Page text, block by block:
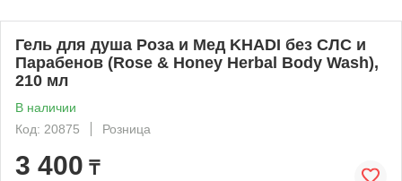
Гель для душа Роза и Мед KHADI без СЛС и
Парабенов (Rose & Honey Herbal Body Wash),
210 мл
В наличии
Код: 20875
Розница
3 400 ₸